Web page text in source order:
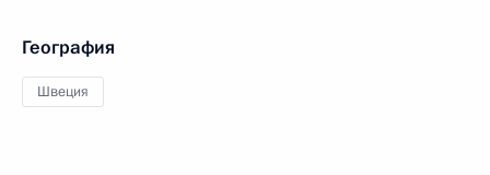
География
Швеция